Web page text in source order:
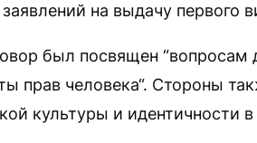
заявлений на выдачу первого
был посвящен “вопросам
прав человека“. Стороны
культуры и идентичности в